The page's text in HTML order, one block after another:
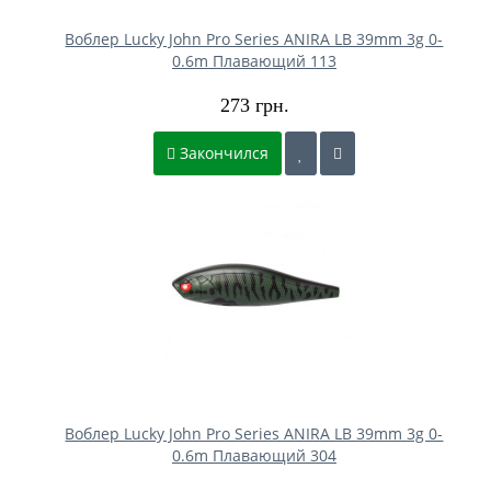
Воблер Lucky John Pro Series ANIRA LB 39mm 3g 0-
0.6m Плавающий 113
273 грн.
Закончился
Воблер Lucky John Pro Series ANIRA LB 39mm 3g 0-
0.6m Плавающий 304